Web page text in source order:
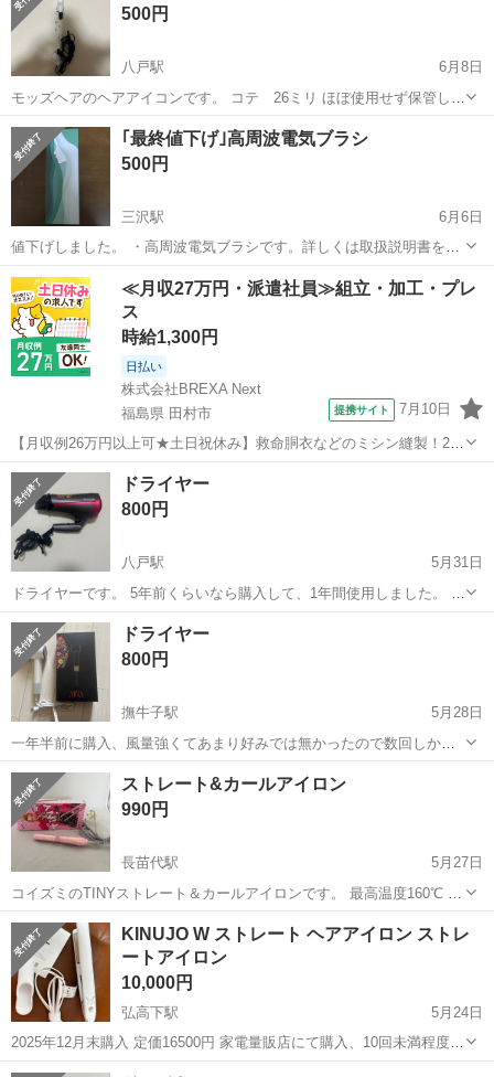
500円
八戸駅
6月8日
モッズヘアのヘアアイコンです。 コテ 26ミリ ほぼ使用せず保管して
いました。
青森 八戸市 八戸駅 美容家電
｢最終値下げ｣高周波電気ブラシ
500円
三沢駅
6月6日
値下げしました。 ・高周波電気ブラシです。詳しくは取扱説明書をご
覧ください。 ・2回ほど頭皮に使用しました。 ・電気の力で頭皮の引
き締め、頭皮の健康を保てます。 ・アルコール消毒をしてお渡ししま
す。
青森 三沢市 三沢駅 美容家電
≪月収27万円・派遣社員≫組立・加工・プレ
ス
時給1,300円
日払い
株式会社BREXA Next
福島県 田村市
提携サイト 7月10日
【月収例26万円以上可★土日祝休み】救命胴衣などのミシン縫製！20
代～50代の男女大活躍中★日払い制度あり！マイカー通勤OK＆無料駐
車場完備！食堂利用可★交通費支給◎《福島県田村市》 人気の工場の
お仕事 ◇救命胴衣などのミ...
福島 田村市 その他
ドライヤー
800円
八戸駅
5月31日
ドライヤーです。 5年前くらいなら購入して、1年間使用しました。 そ
の後自宅保管していました。 動作確認済みです。 温風、冷風、風力が
調整可能です。
青森 八戸市 八戸駅
ドライヤー
800円
撫牛子駅
5月28日
一年半前に購入、風量強くてあまり好みでは無かったので数回しか使
用していません> <
青森 弘前市 撫牛子駅 ドライヤー
ストレート&カールアイロン
990円
長苗代駅
5月27日
コイズミのTINYストレート＆カールアイロンです。 最高温度160℃ 海
外使用もOK 手のひらにのるちぃサイズなので携帯にも便利です。 3度
の使用。 その後自宅保管しておりました。 どなたか必要な方へ。
青森 八戸市 美容家電
KINUJO W ストレート ヘアアイロン ストレ
ートアイロン
10,000円
弘高下駅
5月24日
2025年12月末購入 定価16500円 家電量販店にて購入、10回未満程度使
用しました 説明書、保護ケースあり 外箱、保証書なし 動作確認済み
青森 弘前市 弘高下駅